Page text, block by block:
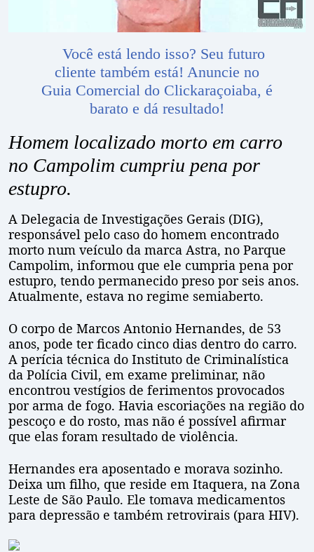
Você está lendo isso? Seu futuro
cliente também está! Anuncie no
Guia Comercial do Clickaraçoiaba, é
barato e dá resultado!
Homem localizado morto em carro
no Campolim cumpriu pena por
estupro.
A Delegacia de Investigações Gerais (DIG),
responsável pelo caso do homem encontrado
morto num veículo da marca Astra, no Parque
Campolim, informou que ele cumpria pena por
estupro, tendo permanecido preso por seis anos.
Atualmente, estava no regime semiaberto.
O corpo de Marcos Antonio Hernandes, de 53
anos, pode ter ficado cinco dias dentro do carro.
A perícia técnica do Instituto de Criminalística
da Polícia Civil, em exame preliminar, não
encontrou vestígios de ferimentos provocados
por arma de fogo. Havia escoriações na região do
pescoço e do rosto, mas não é possível afirmar
que elas foram resultado de violência.
Hernandes era aposentado e morava sozinho.
Deixa um filho, que reside em Itaquera, na Zona
Leste de São Paulo. Ele tomava medicamentos
para depressão e também retrovirais (para HIV).